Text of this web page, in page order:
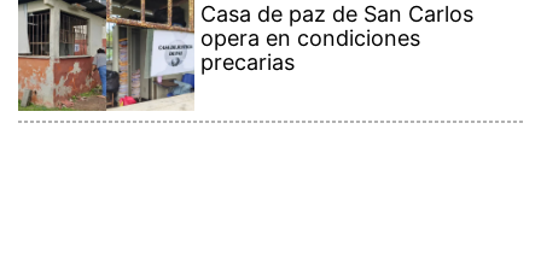
Casa de paz de San Carlos
opera en condiciones
precarias